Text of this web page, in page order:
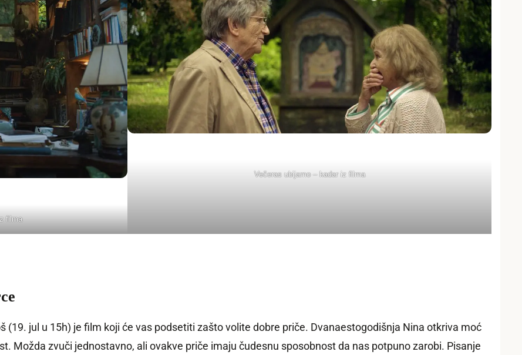
filma
Večeras ubijamo – kadar iz filma
(19. jul u 15h) je film koji će vas podsetiti zašto volite dobre priče. Dvanaestogodišnja Nina otkriva moć
Možda zvuči jednostavno, ali ovakve priče imaju čudesnu sposobnost da nas potpuno zarobi. Pisanje